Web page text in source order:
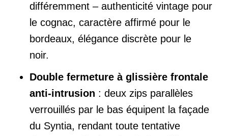
différemment – authenticité vintage pour
le cognac, caractère affirmé pour le
bordeaux, élégance discrète pour le
noir.
Double fermeture à glissière frontale
anti-intrusion : deux zips parallèles
verrouillés par le bas équipent la façade
du Syntia, rendant toute tentative